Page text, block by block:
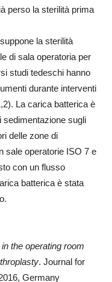
perso la sterilità prima
la sterilità
di sala operatoria per
studi tedeschi hanno
durante interventi
La carica batterica è
sedimentazione sugli
delle zone di
sale operatorie ISO 7 e
con un flusso
batterica è stata
the operating room
. Journal for
Germany